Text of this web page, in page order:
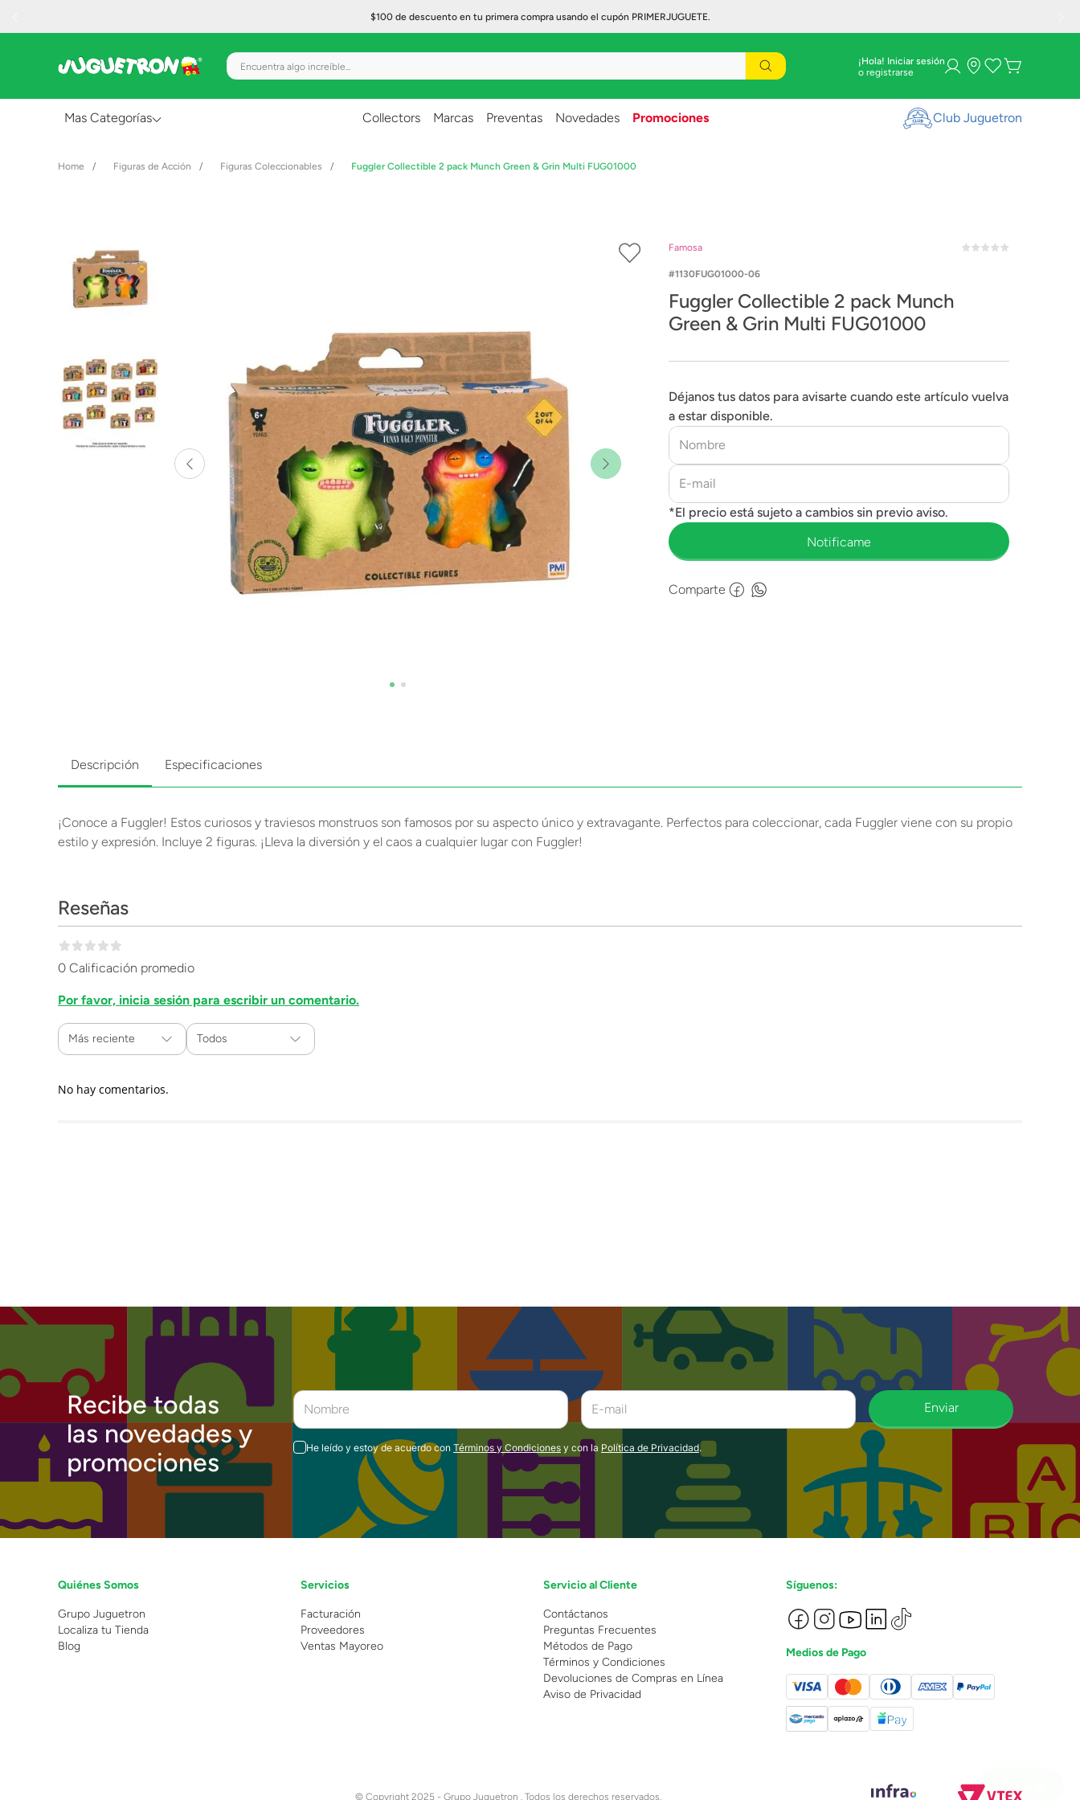
$100 de descuento en tu primera compra usando el cupón PRIMERJUGUETE.
Encuentra algo increíble... ¡Hola! Iniciar sesión
Mas Categorías
Creatividad y Arte
Figuras de Acción
Gadgets y Electrónicos
Lanzadores
Muñecas
Construcción
Collectors Marcas Preventas Novedades Promociones Club Juguetron
Figuras de Acción Figuras Coleccionables Fuggler Collectible 2 pack Munch Green & Grin Multi FUG01000
Famosa
1130FUG01000-06
Fuggler Collectible 2 pack Munch
Green & Grin Multi FUG01000
Déjanos tus datos para avisarte cuando este artículo vuelva
a estar disponible.
Comparte
Descripción Especificaciones
¡Conoce a Fuggler! Estos curiosos y traviesos monstruos son famosos por su aspecto único y extravagante. Perfectos para coleccionar, cada Fuggler viene con su propio
estilo y expresión. Incluye 2 figuras. ¡Lleva la diversión y el caos a cualquier lugar con Fuggler!
Reseñas
0 Calificación promedio
Por favor, inicia sesión para escribir un comentario.
Más reciente Todos
No hay comentarios.
Recibe todas
las novedades y
promociones
Enviar
He leído y estoy de acuerdo con Términos y Condiciones y con la Política de Privacidad.
Quiénes Somos
Grupo Juguetron
Localiza tu Tienda
Blog
Servicios
Facturación
Proveedores
Ventas Mayoreo
Servicio al Cliente
Contáctanos
Preguntas Frecuentes
Métodos de Pago
Términos y Condiciones
Devoluciones de Compras en Línea
Aviso de Privacidad
Síguenos:
Medios de Pago
© Copyright 2025 - Grupo Juguetron . Todos los derechos reservados.